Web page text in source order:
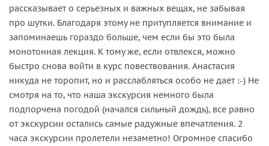
рассказывает о серьезных и важных вещах, не забывая
про шутки. Благодаря этому не притупляется внимание и
запоминаешь гораздо больше, чем если бы это была
монотонная лекция. К тому же, если отвлекся, можно
быстро снова войти в курс повествования. Анастасия
никуда не торопит, но и расслабляться особо не дает :-) Не
смотря на то, что наша экскурсия немного была
подпорчена погодой (начался сильный дождь), все равно
от экскурсии остались самые радужные впечатления. 2
часа экскурсии пролетели незаметно! Огромное спасибо